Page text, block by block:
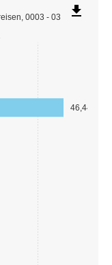
46,44
0003 - 03 file_download